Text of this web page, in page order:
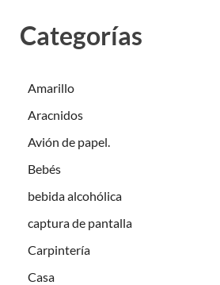
Categorías
Amarillo
Aracnidos
Avión de papel.
Bebés
bebida alcohólica
captura de pantalla
Carpintería
Casa